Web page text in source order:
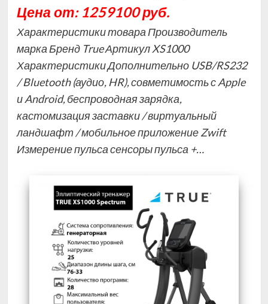
Цена от: 1259100 руб.
Характеристики товара Производитель
марка Бренд True Артикул XS1000
Характеристики Дополнительно USB/RS232
/ Bluetooth (аудио, HR), совметимость с Apple
и Android, беспроводная зарядка,
кастомизация заставки / виртуальный
ландшафт / мобильное приложение Zwift
Измерение пульса сенсоры пульса +…